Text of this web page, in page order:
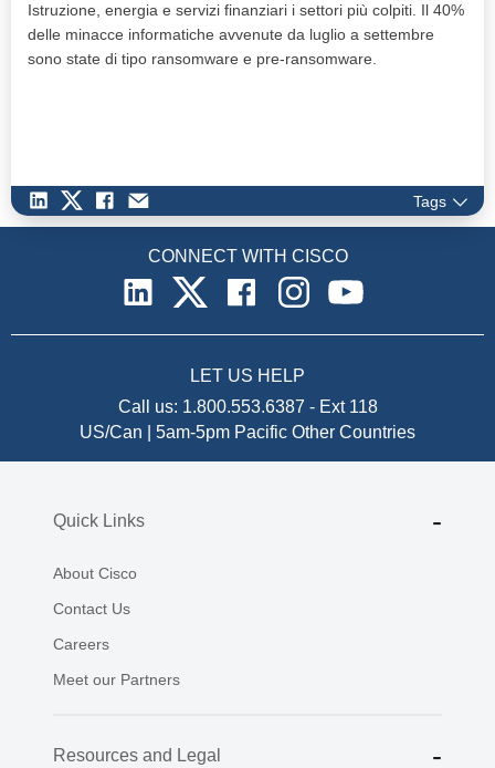
Istruzione, energia e servizi finanziari i settori più colpiti. Il 40%
delle minacce informatiche avvenute da luglio a settembre
sono state di tipo ransomware e pre-ransomware.
Tags
CONNECT WITH CISCO
LET US HELP
Call us: 1.800.553.6387 - Ext 118
US/Can | 5am-5pm Pacific Other Countries